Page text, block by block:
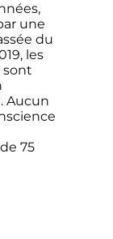
une
du
les
sont
Aucun
75